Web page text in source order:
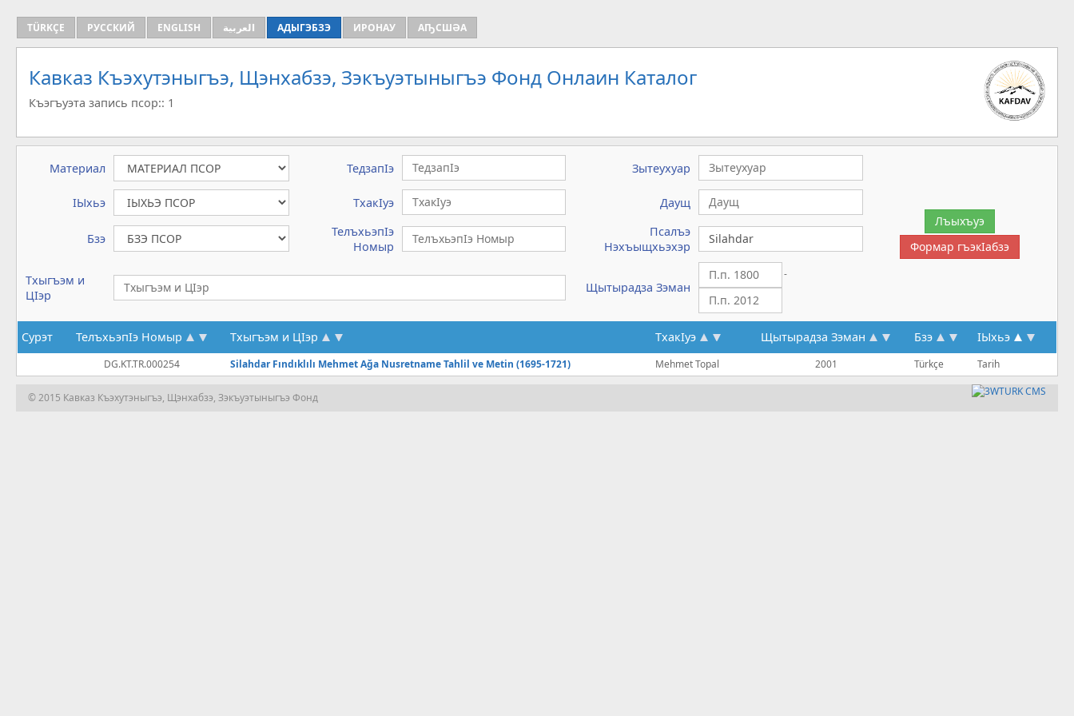
TÜRKÇE РУССКИЙ ENGLISH العربية АДЫГЭБЗЭ ИРОНАУ АҦСШӘА
Кавказ Къэхутэныгъэ, Щэнхабзэ, Зэкъуэтыныгъэ Фонд Онлаин Каталог
Къэгъуэта запись псор:: 1
Материал ТедзапIэ Зытеухуар
IЫхьэ ТхакIуэ Даущ
Бзэ
ТелъхьэпIэ
Номыр
Псалъэ
Нэхъыщхьэхэр
Тхыгъэм и
ЦIэр
Щытырадза Зэман
-
Сурэт ТелъхьэпIэ Номыр Тхыгъэм и ЦIэр ТхакIуэ Щытырадза Зэман Бзэ IЫхьэ
DG.KT.TR.000254 Silahdar Fındıklılı Mehmet Ağa Nusretname Tahlil ve Metin (1695-1721) Mehmet Topal 2001 Türkçe Tarih
© 2015 Кавказ Къэхутэныгъэ, Щэнхабзэ, Зэкъуэтыныгъэ Фонд